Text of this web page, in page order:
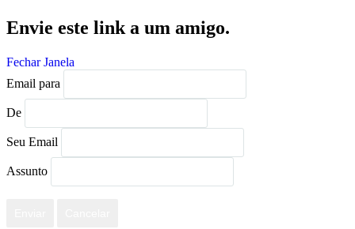
Envie este link a um amigo.
Fechar Janela
Email para
De
Seu Email
Assunto